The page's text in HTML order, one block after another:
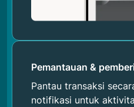
Pemantauan &
Pantau transaksi
notifikasi untuk